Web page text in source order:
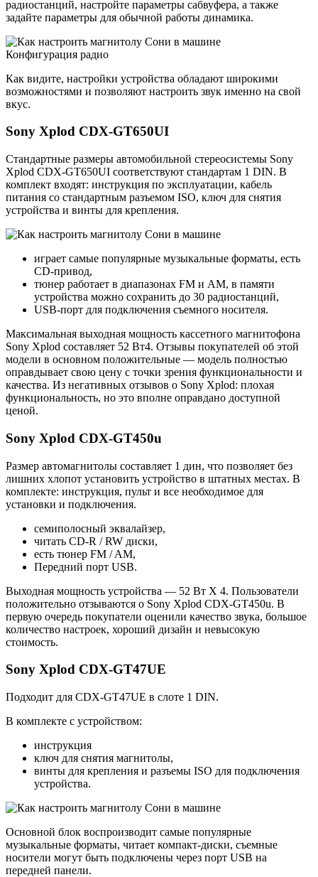
радиостанций, настройте параметры сабвуфера, а также
задайте параметры для обычной работы динамика.
Конфигурация радио
Как видите, настройки устройства обладают широкими
возможностями и позволяют настроить звук именно на свой
вкус.
Sony Xplod CDX-GT650UI
Стандартные размеры автомобильной стереосистемы Sony
Xplod CDX-GT650UI соответствуют стандартам 1 DIN. В
комплект входят: инструкция по эксплуатации, кабель
питания со стандартным разъемом ISO, ключ для снятия
устройства и винты для крепления.
играет самые популярные музыкальные форматы, есть
CD-привод,
тюнер работает в диапазонах FM и AM, в памяти
устройства можно сохранить до 30 радиостанций,
USB-порт для подключения съемного носителя.
Максимальная выходная мощность кассетного магнитофона
Sony Xplod составляет 52 Вт4. Отзывы покупателей об этой
модели в основном положительные — модель полностью
оправдывает свою цену с точки зрения функциональности и
качества. Из негативных отзывов о Sony Xplod: плохая
функциональность, но это вполне оправдано доступной
ценой.
Sony Xplod CDX-GT450u
Размер автомагнитолы составляет 1 дин, что позволяет без
лишних хлопот установить устройство в штатных местах. В
комплекте: инструкция, пульт и все необходимое для
установки и подключения.
семиполосный эквалайзер,
читать CD-R / RW диски,
есть тюнер FM / AM,
Передний порт USB.
Выходная мощность устройства — 52 Вт X 4. Пользователи
положительно отзываются о Sony Xplod CDX-GT450u. В
первую очередь покупатели оценили качество звука, большое
количество настроек, хороший дизайн и невысокую
стоимость.
Sony Xplod CDX-GT47UE
Подходит для CDX-GT47UE в слоте 1 DIN.
В комплекте с устройством:
инструкция
ключ для снятия магнитолы,
винты для крепления и разъемы ISO для подключения
устройства.
Основной блок воспроизводит самые популярные
музыкальные форматы, читает компакт-диски, съемные
носители могут быть подключены через порт USB на
передней панели.